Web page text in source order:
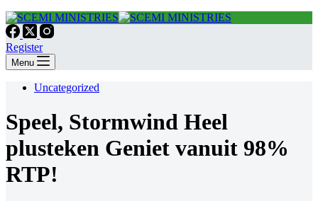
Register
Menu
Uncategorized
Speel, Stormwind Heel
plusteken Geniet vanuit 98%
RTP!